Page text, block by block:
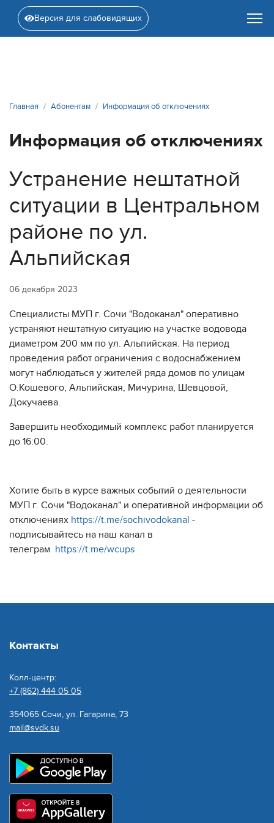
Версия для слабовидящих
Главная Абонентам Информация об отключениях
Информация об отключениях
Устранение нештатной
ситуации в Центральном
районе по ул.
Альпийская
06 декабря 2023
Специалисты МУП г. Сочи "Водоканал" оперативно
устраняют нештатную ситуацию на участке водовода
диаметром 200 мм по ул. Альпийская. На период
проведения работ ограничения с водоснабжением
могут наблюдаться у жителей ряда домов по улицам
О.Кошевого, Альпийская, Мичурина, Шевцовой,
Докучаева.
Завершить необходимый комплекс работ планируется
до 16:00.
Хотите быть в курсе важных событий о деятельности
МУП г. Сочи "Водоканал" и оперативной информации об
отключениях https://t.me/sochivodokanal -
подписывайтесь на наш канал в
телеграм https://t.me/wcups
Контакты
Колл-центр:
+7 (862) 444 05 05
354065 Сочи, ул. Гагарина, 73
mail@svdk.su